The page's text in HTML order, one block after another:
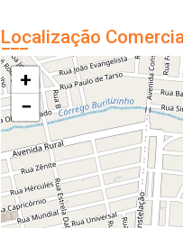
Localização
+
−